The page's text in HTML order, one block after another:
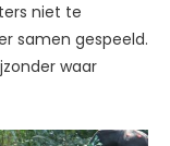
niet te
samen gespeeld.
waar